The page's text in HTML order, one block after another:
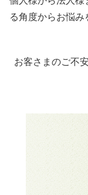
る角度からお悩み
お客さまのご不